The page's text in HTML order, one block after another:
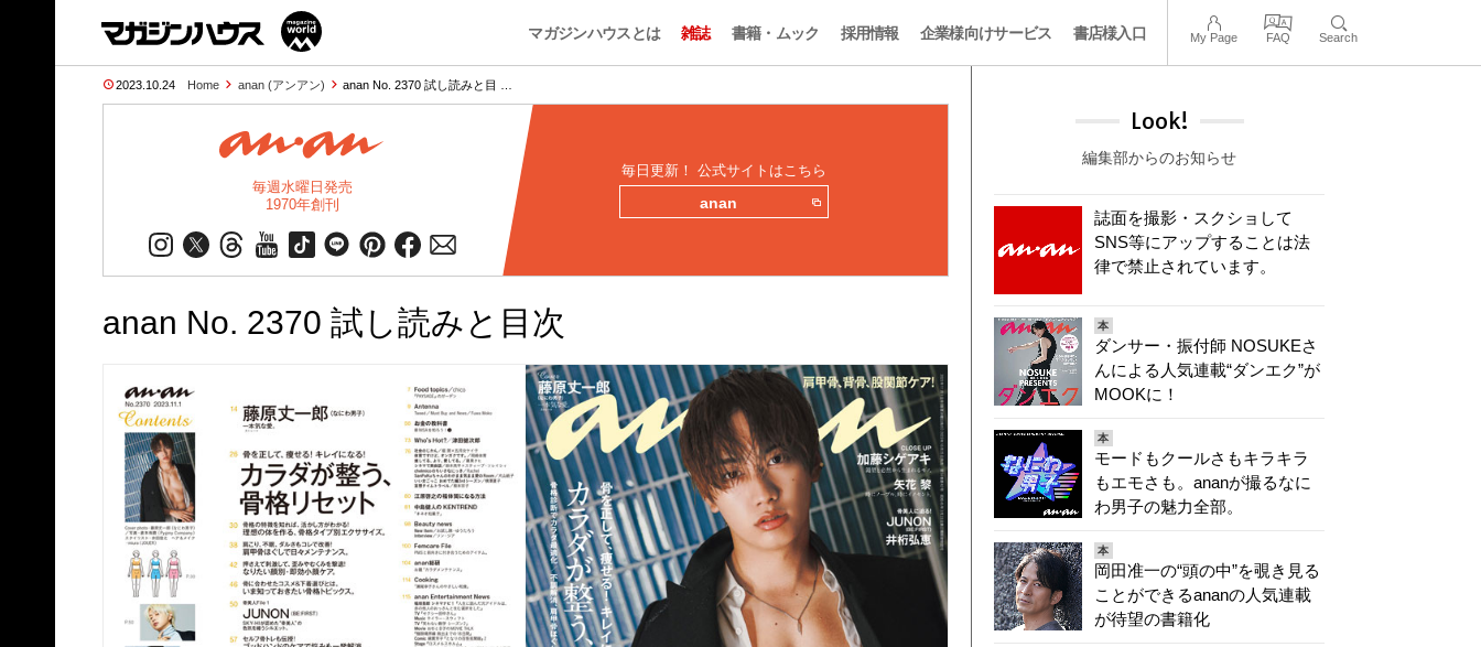
マガジンハウスとは 雑誌 書籍・ムック 採用情報 企業様向けサービス 書店様入口 My Page FAQ Search
2023.10.24 Home anan (アンアン) anan No. 2370 試し読みと目 …
毎週水曜日発売
1970年創刊
毎日更新！ 公式サイトはこちら
anan
anan No. 2370 試し読みと目次
Look!
編集部からのお知らせ
誌面を撮影・スクショして
SNS等にアップすることは法
律で禁止されています。
本
ダンサー・振付師 NOSUKEさ
んによる人気連載“ダンエク”が
MOOKに！
本
モードもクールさもキラキラ
もエモさも。ananが撮るなに
わ男子の魅力全部。
本
岡田准一の“頭の中”を覗き見る
ことができるananの人気連載
が待望の書籍化